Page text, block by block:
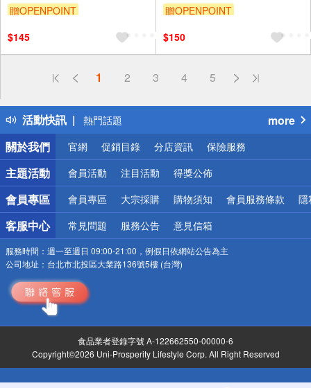
贈OPENPOINT
$145
贈OPENPOINT
$150
1 2 3 4 5
活動快訊
偏遠地區配送
得獎公告
熱門話題
銀行優惠
偏遠地區配送
詐騙網頁！請小心！
more
關於我們
官網 促銷目錄 分店資訊 保險服務
主題活動 會員活動 注目活動 得獎公佈
會員專區 會員專區 大宗採購 購物須知 會員服務條款 隱
客服中心 常見問題 服務公告 意見信箱
服務時間： 週一至週日 09:00-21:00，例假日依網站公告為主
公司地址： 台北市北投區大業路136號5樓 (台灣)
食品業者登錄字號 A-122662550-00000-6
Copyright©2026 Uni-Prosperity Lifestyle Corp. All Right Reserved